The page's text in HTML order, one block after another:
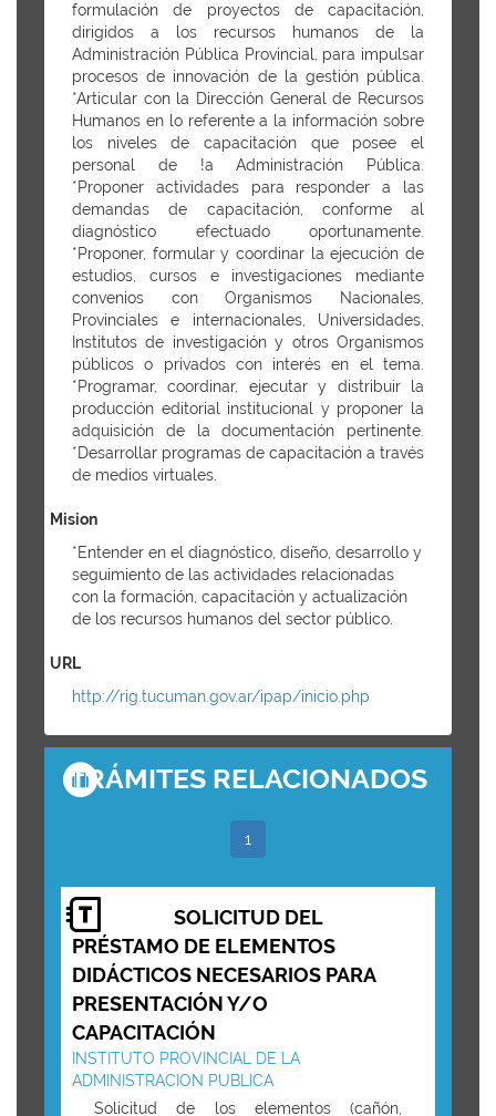
formulación de proyectos de capacitación,
dirigidos a los recursos humanos de la
Administración Pública Provincial, para impulsar
procesos de innovación de la gestión pública.
*Articular con la Dirección General de Recursos
Humanos en lo referente a la información sobre
los niveles de capacitación que posee el
personal de !a Administración Pública.
*Proponer actividades para responder a las
demandas de capacitación, conforme al
diagnóstico efectuado oportunamente.
*Proponer, formular y coordinar la ejecución de
estudios, cursos e investigaciones mediante
convenios con Organismos Nacionales,
Provinciales e internacionales, Universidades,
Institutos de investigación y otros Organismos
públicos o privados con interés en el tema.
*Programar, coordinar, ejecutar y distribuir la
producción editorial institucional y proponer la
adquisición de la documentación pertinente.
*Desarrollar programas de capacitación a través
de medios virtuales.
Mision
*Entender en el diagnóstico, diseño, desarrollo y
seguimiento de las actividades relacionadas
con la formación, capacitación y actualización
de los recursos humanos del sector público.
URL
http://rig.tucuman.gov.ar/ipap/inicio.php
TRÁMITES RELACIONADOS
1
SOLICITUD DEL
PRÉSTAMO DE ELEMENTOS
DIDÁCTICOS NECESARIOS PARA
PRESENTACIÓN Y/O
CAPACITACIÓN
INSTITUTO PROVINCIAL DE LA
ADMINISTRACION PUBLICA
Solicitud de los elementos (cañón,